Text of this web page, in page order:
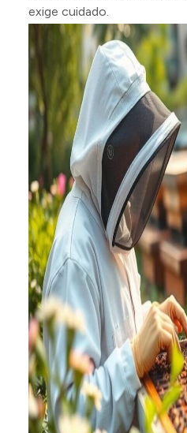
exige cuidado.